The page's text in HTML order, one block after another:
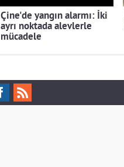
Çine'de yangın alarmı: İki
ayrı noktada alevlerle
mücadele